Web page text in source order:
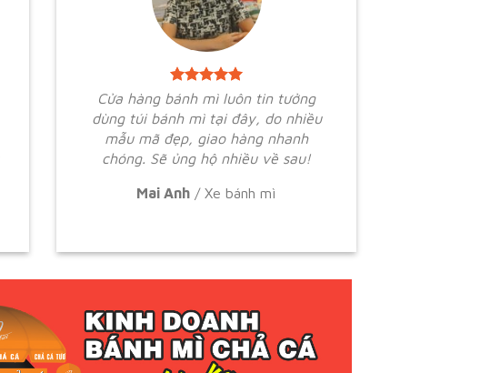
Cửa hàng bánh mì luôn tin tưởng
dùng túi bánh mì tại đây, do nhiều
mẫu mã đẹp, giao hàng nhanh
chóng. Sẽ ủng hộ nhiều về sau!
Mai Anh / Xe bánh mì